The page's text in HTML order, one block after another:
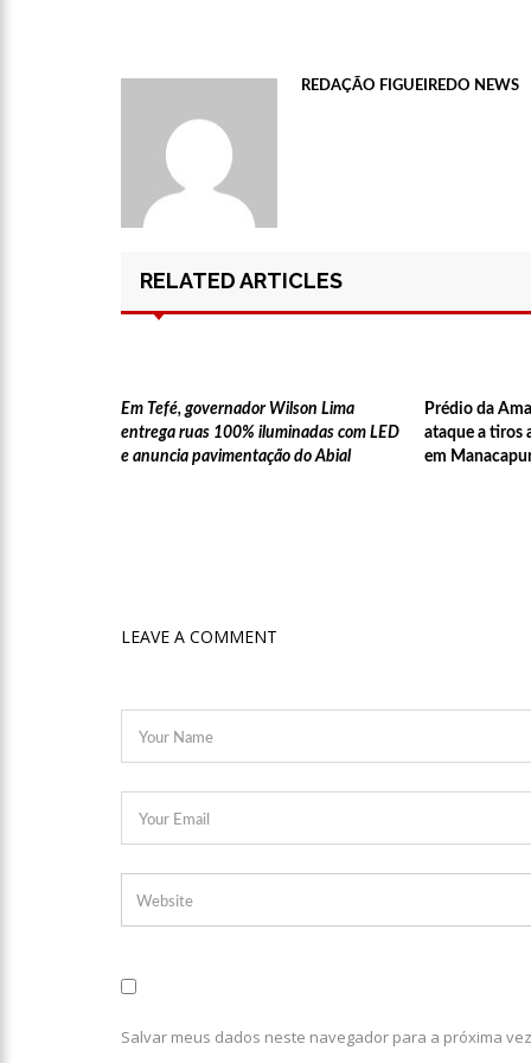
10:43
Bolsonaro virá a
12:24 Livre da Globo,
REDAÇÃO FIGUEIREDO NEWS
RELATED ARTICLES
Em Tefé, governador Wilson Lima
entrega ruas 100% iluminadas com LED
e anuncia pavimentação do Abial
Prédio da
ataque a tiros
em
LEAVE A COMMENT
Salvar meus dados neste navegador para a próxima